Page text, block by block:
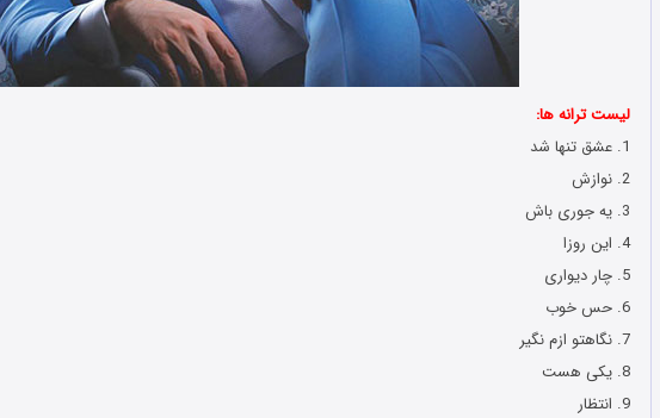
لیست ترانه ها:
1. عشق تنها شد
2. نوازش
3. یه جوری باش
4. این روزا
5. چار دیواری
6. حس خوب
7. نگاهتو ازم نگیر
8. یکی هست
9. انتظار